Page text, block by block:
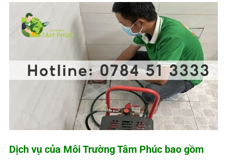
Dịch vụ của Môi Trường Tâm Phúc bao gồm